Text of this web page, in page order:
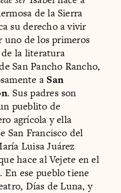
de la Sierra
su derecho a vivir
uno de los primeros
la literatura
San Pancho Rancho,
a San
. Sus padres son
pueblito de
agrícola y ella
San Francisco del
Luisa Juárez
hace al Vejete en el
ese pueblo tiene
Días de Luna, y